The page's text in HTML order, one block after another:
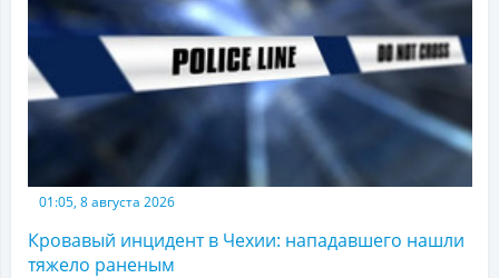
01:05, 8 августа 2026
Кровавый инцидент в Чехии: нападавшего нашли
тяжело раненым